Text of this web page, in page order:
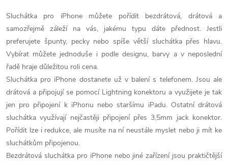
d
a
c
í
p
r
v
k
á
n
k
o
v
á
n
í
Sluchátka pro iPhone můžete pořídit bezdrátová, drátová a
samozřejmě záleží na vás, jakému typu dáte přednost. Jestli
preferujete špunty, pecky nebo spíše větší sluchátka přes hlavu.
Vybírat můžete jednoduše i podle designu, barvy a v neposlední
řadě hraje důležitou roli cena.
Sluchátka pro iPhone dostanete už v balení s telefonem. Jsou ale
drátová a připojují se pomocí Lightning konektoru a využijete je tak
jen pro připojení k iPhonu nebo staršímu iPadu. Ostatní drátová
sluchátka využívají nejčastěji připojení přes 3,5mm jack konektor.
Pořídit lze i redukce, ale musíte na ní neustále myslet nebo ji mít ke
sluchátkům připojenou.
Bezdrátová sluchátka pro iPhone nebo jiné zařízení jsou praktičtější